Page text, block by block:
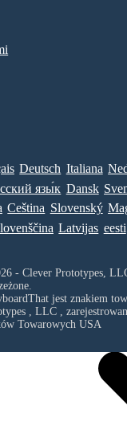
Deutsch Italiana
язы́к Dansk
Ceština Slovenský
Latvijas eesti
- Clever Prototypes,
jest znakiem
, LLC,
Towarowych USA